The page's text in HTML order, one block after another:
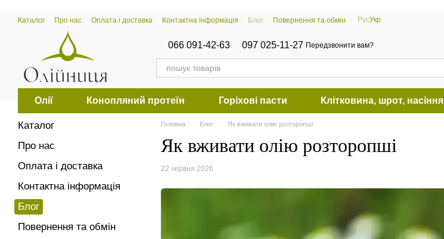
Перейти к основному контенту
Каталог Про нас Оплата і доставка Контактна інформація Блог Повернення та обмін РусУкр
066 091-42-63 097 025-11-27 Передзвонити вам?
Олії Конопляний протеїн Горіхові пасти Клітковина, шрот, насіння
Головна Блог Як вживати олію розторопші
Як вживати олію розторопші
22 червня 2026
Каталог
Про нас
Оплата і доставка
Контактна інформація
Блог
Повернення та обмін